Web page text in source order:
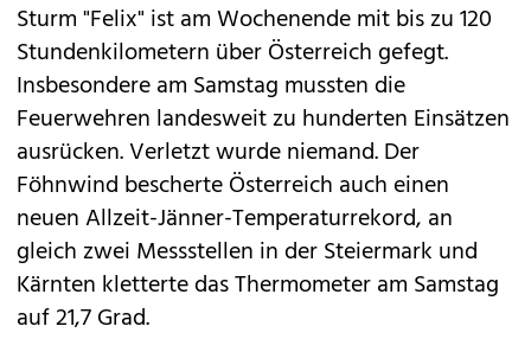
Sturm "Felix" ist am Wochenende mit bis zu 120
Stundenkilometern über Österreich gefegt.
Insbesondere am Samstag mussten die
Feuerwehren landesweit zu hunderten Einsätzen
ausrücken. Verletzt wurde niemand. Der
Föhnwind bescherte Österreich auch einen
neuen Allzeit-Jänner-Temperaturrekord, an
gleich zwei Messstellen in der Steiermark und
Kärnten kletterte das Thermometer am Samstag
auf 21,7 Grad.